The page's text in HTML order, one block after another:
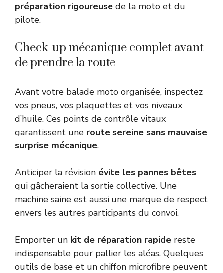
préparation rigoureuse de la moto et du
pilote.
Check-up mécanique complet avant
de prendre la route
Avant votre balade moto organisée, inspectez
vos pneus, vos plaquettes et vos niveaux
d’huile. Ces points de contrôle vitaux
garantissent une route sereine sans mauvaise
surprise mécanique.
Anticiper la révision évite les pannes bêtes
qui gâcheraient la sortie collective. Une
machine saine est aussi une marque de respect
envers les autres participants du convoi.
Emporter un kit de réparation rapide reste
indispensable pour pallier les aléas. Quelques
outils de base et un chiffon microfibre peuvent